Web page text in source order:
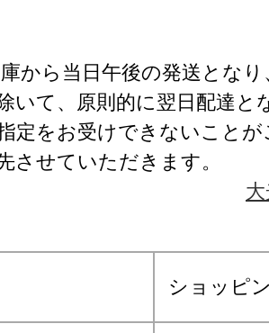
から当日午後の発送となり
いて、原則的に翌日配達と
定をお受けできないこと
させていただきます。
ショッピ